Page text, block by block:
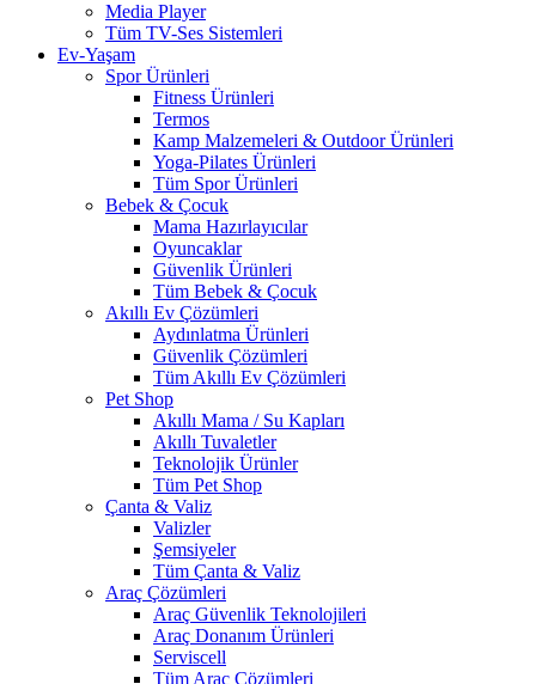
Media Player
Tüm TV-Ses Sistemleri
Ev-Yaşam
Spor Ürünleri
Fitness Ürünleri
Termos
Kamp Malzemeleri & Outdoor Ürünleri
Yoga-Pilates Ürünleri
Tüm Spor Ürünleri
Bebek & Çocuk
Mama Hazırlayıcılar
Oyuncaklar
Güvenlik Ürünleri
Tüm Bebek & Çocuk
Akıllı Ev Çözümleri
Aydınlatma Ürünleri
Güvenlik Çözümleri
Tüm Akıllı Ev Çözümleri
Pet Shop
Akıllı Mama / Su Kapları
Akıllı Tuvaletler
Teknolojik Ürünler
Tüm Pet Shop
Çanta & Valiz
Valizler
Şemsiyeler
Tüm Çanta & Valiz
Araç Çözümleri
Araç Güvenlik Teknolojileri
Araç Donanım Ürünleri
Serviscell
Tüm Araç Çözümleri